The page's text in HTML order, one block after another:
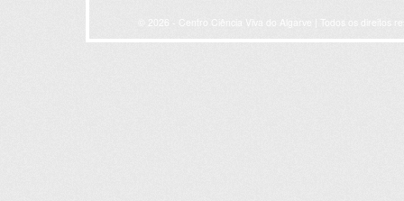
© 2026 - Centro Ciência Viva do Algarve | Todos os direitos